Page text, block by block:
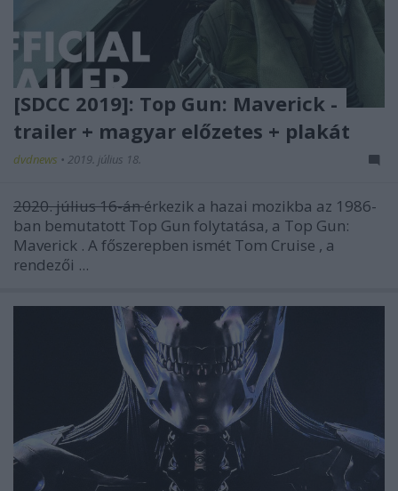
[SDCC 2019]: Top Gun: Maverick -
trailer + magyar előzetes + plakát
dvdnews • 2019. július 18.
2020. július 16-ánérkezik a hazai mozikba az 1986-
ban bemutatott Top Gun folytatása, a Top Gun:
Maverick . A főszerepben ismét Tom Cruise , a
rendezői ...